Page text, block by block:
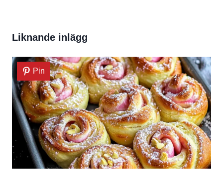
Liknande inlägg
Pin